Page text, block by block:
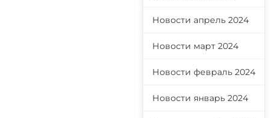
Новости апрель 2024
Новости март 2024
Новости февраль 2024
Новости январь 2024